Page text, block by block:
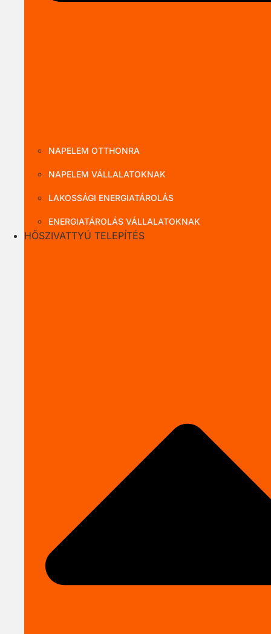
NAPELEM OTTHONRA
NAPELEM VÁLLALATOKNAK
LAKOSSÁGI ENERGIATÁROLÁS
ENERGIATÁROLÁS VÁLLALATOKNAK
HŐSZIVATTYÚ TELEPÍTÉS